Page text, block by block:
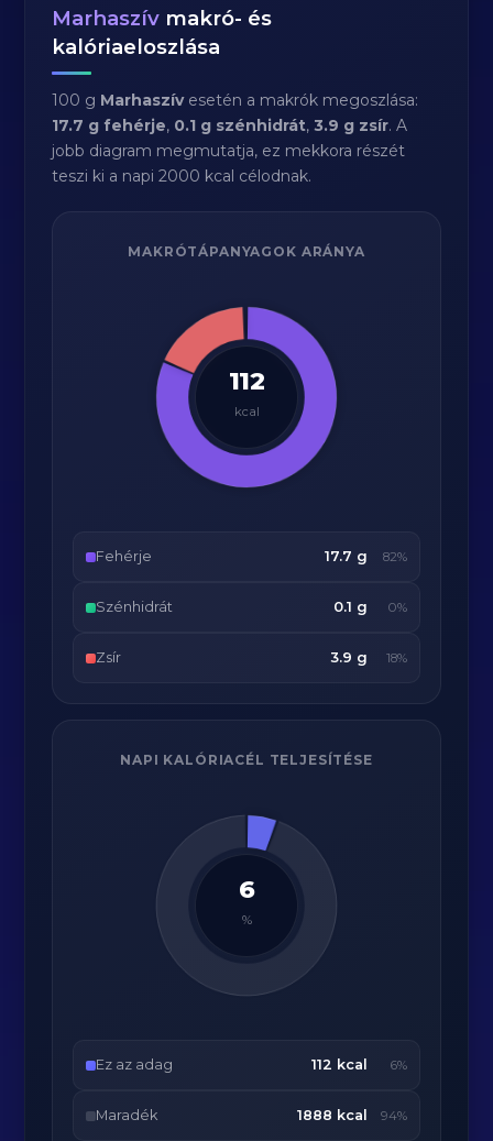
Marhaszív makró- és
kalóriaeloszlása
100 g Marhaszívesetén a makrók megoszlása:
17.7 g fehérje, 0.1 g szénhidrát,3.9 g zsír. A
jobb diagram megmutatja, ez mekkora részét
teszi ki a napi 2000 kcal célodnak.
MAKRÓTÁPANYAGOK ARÁNYA
112
kcal
Fehérje 17.7 g 82%
Szénhidrát 0.1 g 0%
Zsír 3.9 g 18%
NAPI KALÓRIACÉL TELJESÍTÉSE
6
%
Ez az adag 112 kcal 6%
Maradék 1888 kcal 94%